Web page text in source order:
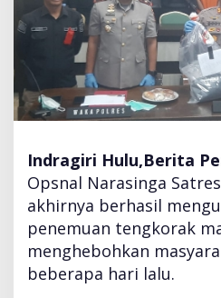
s
w
T
B
I
d
r
a
g
r
i
Indragiri Hulu,Berita
Opsnal Narasinga
akhirnya berhasil
penemuan tengkorak
menghebohkan
beberapa hari lalu.